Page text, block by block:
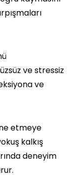
ve stressiz
ve
etmeye
kalkış
deneyim